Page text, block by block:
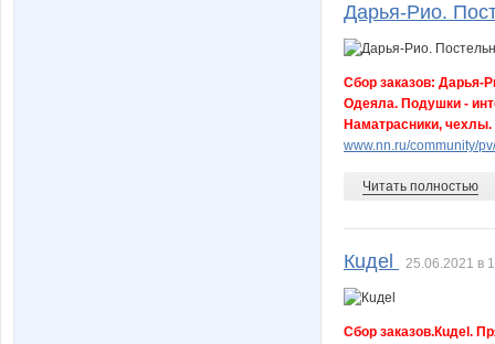
Дарья-Рио.
Сбор заказов: Дарья-
Одеяла. Подушки -
Наматрасники,
www.nn.ru/community/
Читать полностью
Кuдel 25.06.2021 в
Сбор заказов.Кuдel.